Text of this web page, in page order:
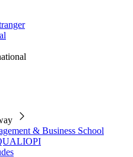
& Business School